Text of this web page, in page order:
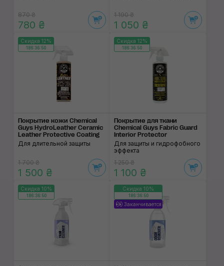
870 ₴
780 ₴
1 190 ₴
1 050 ₴
Скидка 12%
186:36:50
Покрытие кожи Chemical
Guys HydroLeather Ceramic
Leather Protective Coating
Для длительной защиты
1 700 ₴
1 500 ₴
Скидка 12%
186:36:50
Покрытие для ткани
Chemical Guys Fabric Guard
Interior Protector
Для защиты и гидрофобного
эффекта
1 250 ₴
1 100 ₴
Скидка 10%
186:36:50
Скидка 10%
186:36:50
Заканчивается